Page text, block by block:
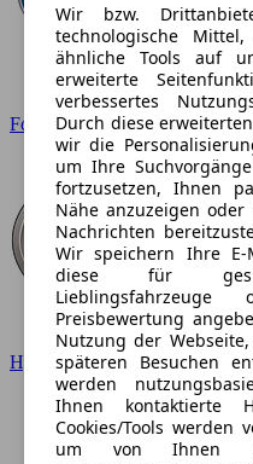
Ford
Hyundai
Wir bzw.
technologische
ähnliche Tools auf
erweiterte
verbessertes
Durch diese
wir die
um Ihre
fortzusetzen, Ihnen
Nähe anzuzeigen
Nachrichten
Wir speichern Ihre E-
diese für
Preisbewertung
Nutzung der
späteren Besuchen
werden
Ihnen kontaktierte
Cookies/Tools werden
um von Ihnen bei